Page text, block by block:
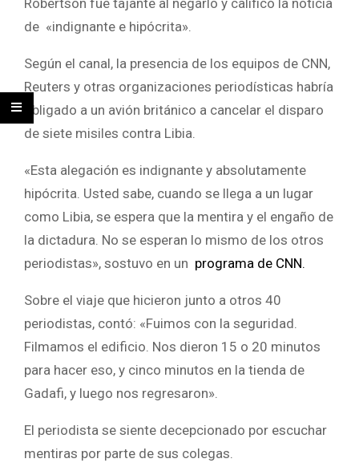
de «indignante e hipócrita».
Según el canal, la presencia de los equipos de CNN,
Reuters y otras organizaciones periodísticas habría
obligado a un avión británico a cancelar el disparo
de siete misiles contra Libia.
«Esta alegación es indignante y absolutamente
hipócrita. Usted sabe, cuando se llega a un lugar
como Libia, se espera que la mentira y el engaño de
la dictadura. No se esperan lo mismo de los otros
periodistas», sostuvo en un programa de CNN.
Sobre el viaje que hicieron junto a otros 40
periodistas, contó: «Fuimos con la seguridad.
Filmamos el edificio. Nos dieron 15 o 20 minutos
para hacer eso, y cinco minutos en la tienda de
Gadafi, y luego nos regresaron».
El periodista se siente decepcionado por escuchar
mentiras por parte de sus colegas.